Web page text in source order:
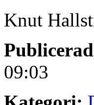
Knut
09:03